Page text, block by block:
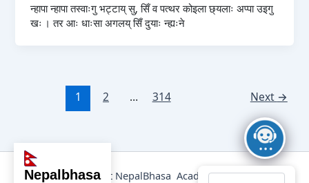
न्हापा न्हापा तस्वाःगु भट्टाय् सु, सिँ व पत्थर कोइला छ्यलाः अप्पा उइगु
खः । तर आः धाःसा अगलय् सिँ दुयाः न्ह्यःने
1 2 … 314 Next →
@2025 Copyright NepalBhasa Academy Powered by
nepalbhasa